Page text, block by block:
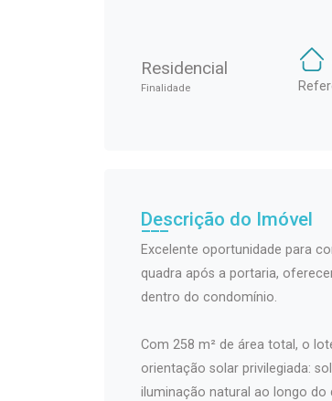
Residencial
Finalidade
Descrição do Imóvel
Excelente oportunidade para
quadra após a portaria,
dentro do condomínio.
Com 258 m² de área total, o
orientação solar privilegiada:
iluminação natural ao longo do